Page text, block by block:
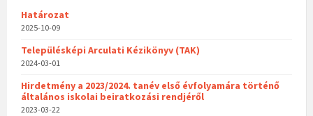
Határozat
2025-10-09
Településképi Arculati Kézikönyv (TAK)
2024-03-01
Hirdetmény a 2023/2024. tanév első évfolyamára történő
általános iskolai beiratkozási rendjéről
2023-03-22